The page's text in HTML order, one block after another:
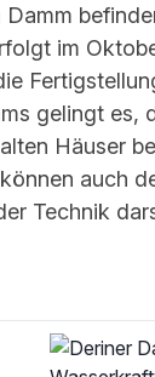
im
gelingt es,
Häuser
auch
Technik